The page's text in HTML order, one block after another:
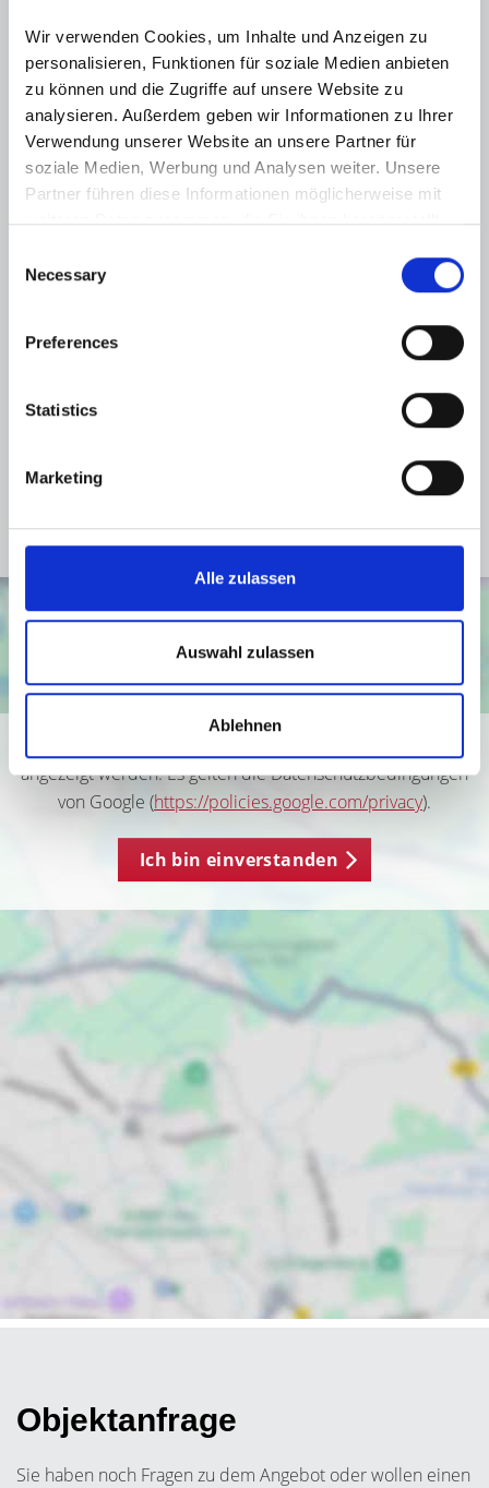
Wir verwenden Cookies, um Inhalte und Anzeigen zu
personalisieren, Funktionen für soziale Medien anbieten
zu können und die Zugriffe auf unsere Website zu
analysieren. Außerdem geben wir Informationen zu Ihrer
Verwendung unserer Website an unsere Partner für
soziale Medien, Werbung und Analysen weiter. Unsere
Partner führen diese Informationen möglicherweise mit
weiteren Daten zusammen, die Sie ihnen bereitgestellt
gesammelt haben.
Selection
Necessary
Preferences
Statistics
Marketing
Alle zulassen
Auswahl zulassen
Ablehnen
Weitere Informationen
Wesentlicher Energieträger
Öl
Energieausweis Ausstelldatum
2025-12-03
Energieausweis gültig bis
Energieausweis Werteklasse
Energieausweis Gebäudeart
Wohngebäude
Zentralheizung
angezeigt werden. Es gelten die Datenschutzbedingungen
von Google (https://policies.google.com/privacy).
Ich bin einverstanden
Objektanfrage
Sie haben noch Fragen zu dem Angebot oder wollen einen